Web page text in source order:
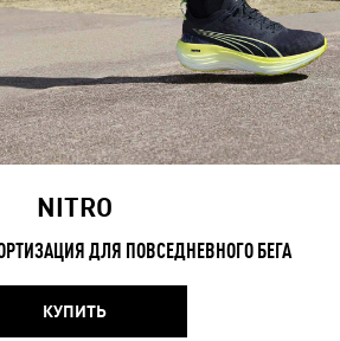
NITRO
ДЛЯ ПОВСЕДНЕВНОГО БЕГА
КУПИТЬ